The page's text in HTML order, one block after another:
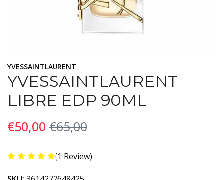
YVESSAINTLAURENT
YVESSAINTLAURENT
LIBRE EDP 90ML
€50,00 €65,00
(1 Review)